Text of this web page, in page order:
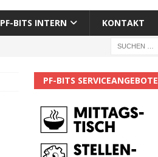
PF-BITS INTERN KONTAKT
PF-BITS SERVICEANGEBOTE